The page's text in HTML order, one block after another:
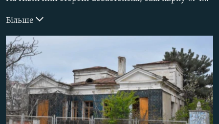
УКРАЇНСЬКА ПРОБЛЕМА КРИМУ
ІНФОГРАФІКА
Русский
Qırımtatar
ДОЛУЧАЙСЯ!
Усі сайти RFE/RL
Більше